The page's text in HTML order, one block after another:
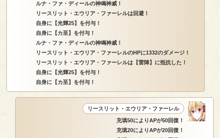
ルナ・ファ・ディールの神鳴神威！
リースリット・エウリア・ファーレルは回避！
自身に【光輝25】を付与！
自身に【カ至】を付与！
ルナ・ファ・ディールの神鳴神威！
リースリット・エウリア・ファーレルのHPに1332のダメージ！
リースリット・エウリア・ファーレルは【雷陣】に抵抗した！
自身に【光輝25】を付与！
自身に【カ至】を付与！
リースリット・エウリア・ファーレル
充填50によりAPが50回復！
充填20によりAPが20回復！